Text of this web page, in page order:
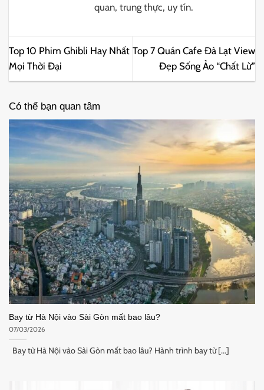
quan, trung thực, uy tín.
Top 10 Phim Ghibli Hay Nhất
Mọi Thời Đại
Top 7 Quán Cafe Đà Lạt View
Đẹp Sống Ảo “Chất Lừ”
Có thể bạn quan tâm
Bay từ Hà Nội vào Sài Gòn mất bao lâu?
07/03/2026
Bay từ Hà Nội vào Sài Gòn mất bao lâu? Hành trình bay từ [...]